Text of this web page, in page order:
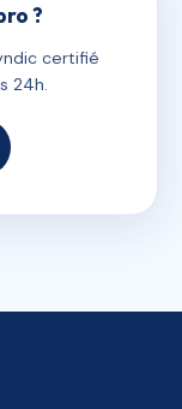
?
certifié
24h.